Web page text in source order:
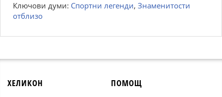
Ключови думи: Спортни легенди, Знаменитости
отблизо
ХЕЛИКОН ПОМОЩ